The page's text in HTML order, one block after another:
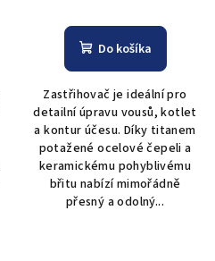
Do košíka
Zastřihovač je ideální pro
detailní úpravu vousů, kotlet
a kontur účesu. Díky titanem
potažené ocelové čepeli a
keramickému pohyblivému
břitu nabízí mimořádně
přesný a odolný...